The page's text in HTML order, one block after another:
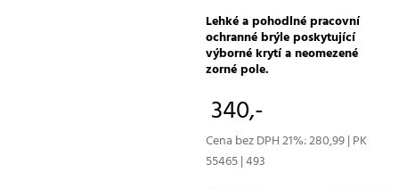
Lehké a pohodlné pracovní
ochranné brýle poskytující
výborné krytí a neomezené
zorné pole.
340,-
Cena bez DPH 21%: 280,99 | PK
55465 | 493